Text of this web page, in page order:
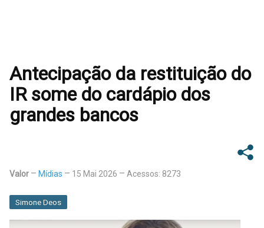
Antecipação da restituição do
IR some do cardápio dos
grandes bancos
Valor Mídias 15 Mai 2026 Acessos: 8273
Simone Deos